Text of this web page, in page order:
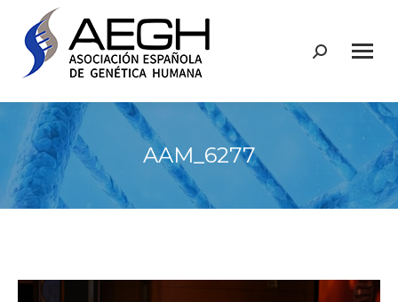
Buscar:
AAM_6277